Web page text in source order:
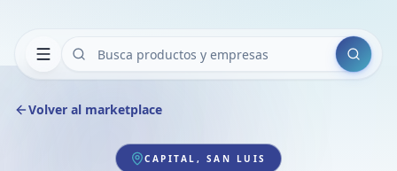
Buscar
Volver al marketplace
CAPITAL, SAN LUIS